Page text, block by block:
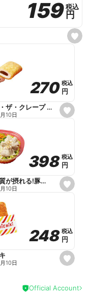
s
e
159
159税込
税込
円
円
s
e
o
r
i
e
270
270 税込
税込
円
円
ファミマ・ザ・クレープ 生チョコ
10日
s
e
o
r
i
e
398
398 税込
税込
円
円
たんぱく質が摂れる!豚しゃぶのパスタサラダ
10日
s
e
a
248
248 税込
税込
円
円
10日
Official Account